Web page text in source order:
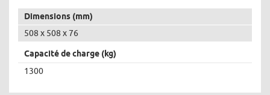
Dimensions (mm)
508 x 508 x 76
Capacité de charge (kg)
1300